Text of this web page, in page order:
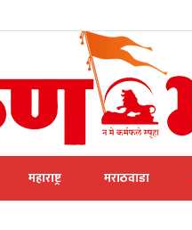
महाराष्ट्र मराठवाडा